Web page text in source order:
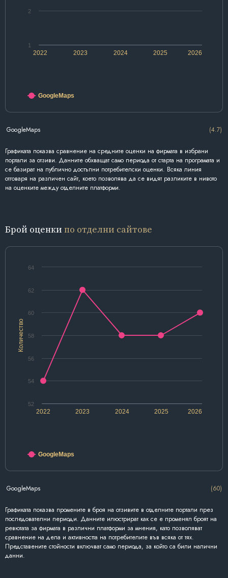
2022 2024 2026
2023 2025
1
2
GoogleMaps
GoogleMaps (4.7)
Графиката показва сравнение на средните оценки на фирмата в избрани
портали за отзиви. Данните обхващат само периода от старта на програмата и
се базират на публично достъпни потребителски оценки. Всяка линия
отговаря на различен сайт, което позволява да се видят разликите в нивото
на оценките между отделните платформи.
Брой оценки по отделни сайтове
Количество
2022 2024 2026
2023 2025
52
54
56
58
60
62
64
GoogleMaps
GoogleMaps (60)
Графиката показва промените в броя на отзивите в отделните портали през
последователни периоди. Данните илюстрират как се е променял броят на
ревютата за фирмата в различни платформи за мнения, като позволяват
сравнение на дела и активността на потребителите във всяка от тях.
Представените стойности включват само периода, за който са били налични
данни.